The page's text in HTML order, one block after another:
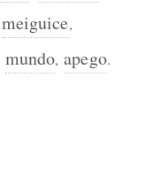
meiguice,
mundo, apego.